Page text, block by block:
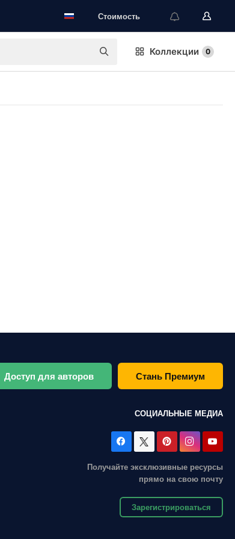
Стоимость
Коллекции 0
Доступ для авторов Стань Премиум
СОЦИАЛЬНЫЕ МЕДИА
Получайте эксклюзивные ресурсы
прямо на свою почту
Зарегистрироваться